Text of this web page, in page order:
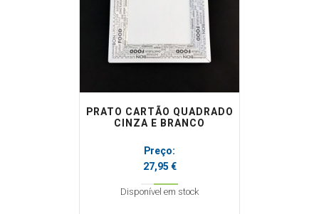
Rolos alumínio e película aderente
Rolos térmicos
PRATO CARTÃO QUADRADO
CINZA E BRANCO
Preço:
27,95 €
Disponível em stock